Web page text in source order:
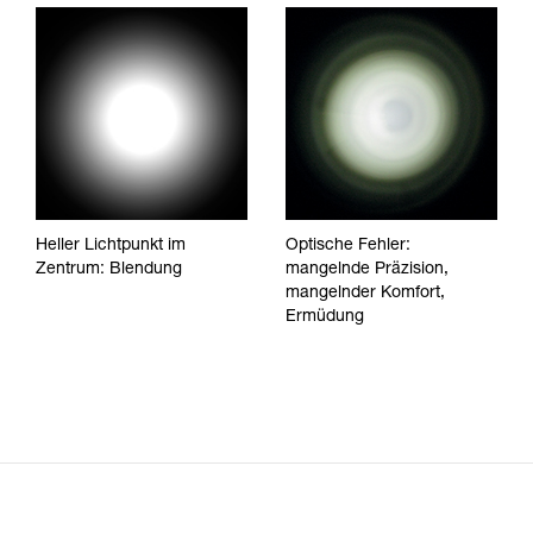
Heller Lichtpunkt im
Zentrum: Blendung
Optische Fehler:
mangelnde Präzision,
mangelnder Komfort,
Ermüdung